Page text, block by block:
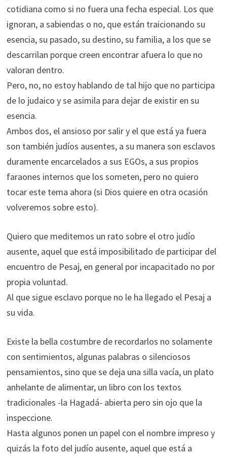
cotidiana como si no fuera una fecha especial. Los que
ignoran, a sabiendas o no, que están traicionando su
esencia, su pasado, su destino, su familia, a los que se
descarrilan porque creen encontrar afuera lo que no
valoran dentro.
Pero, no, no estoy hablando de tal hijo que no participa
de lo judaico y se asimila para dejar de existir en su
esencia.
Ambos dos, el ansioso por salir y el que está ya fuera
son también judíos ausentes, a su manera son esclavos
duramente encarcelados a sus EGOs, a sus propios
faraones internos que los someten, pero no quiero
tocar este tema ahora (si Dios quiere en otra ocasión
volveremos sobre esto).
Quiero que meditemos un rato sobre el otro judío
ausente, aquel que está imposibilitado de participar del
encuentro de Pesaj, en general por incapacitado no por
propia voluntad.
Al que sigue esclavo porque no le ha llegado el Pesaj a
su vida.
Existe la bella costumbre de recordarlos no solamente
con sentimientos, algunas palabras o silenciosos
pensamientos, sino que se deja una silla vacía, un plato
anhelante de alimentar, un libro con los textos
tradicionales -la Hagadá- abierta pero sin ojo que la
inspeccione.
Hasta algunos ponen un papel con el nombre impreso y
quizás la foto del judío ausente, aquel que está a